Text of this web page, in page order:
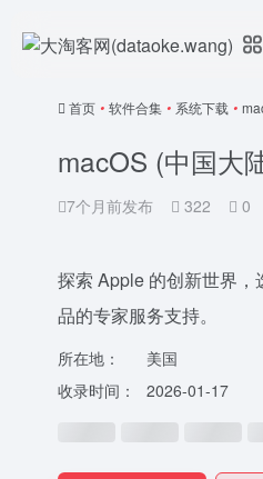
首页 • 软件合集 • 系统下载 •
macOS (中国大
7个月前发布 322 0
探索 Apple 的创新世界
品的专家服务支持。
所在地：
美国
收录时间：
2026-01-17